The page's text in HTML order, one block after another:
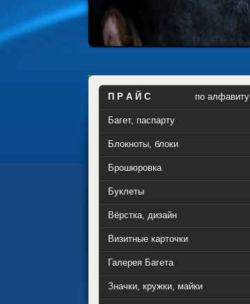
П Р А Й С по алфавиту
Багет, паспарту
Блокноты, блоки
Брошюровка
Буклеты
Вёрстка, дизайн
Визитные карточки
Галерея Багета
Значки, кружки, майки